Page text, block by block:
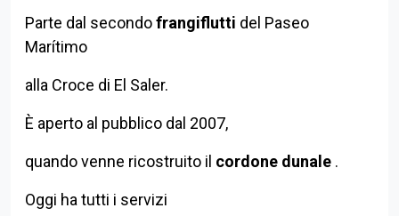
Parte dal secondofrangiflutti del Paseo
Marítimo
alla Croce di El Saler.
È aperto al pubblico dal 2007,
quando venne ricostruito il cordone dunale .
Oggi ha tutti i servizi